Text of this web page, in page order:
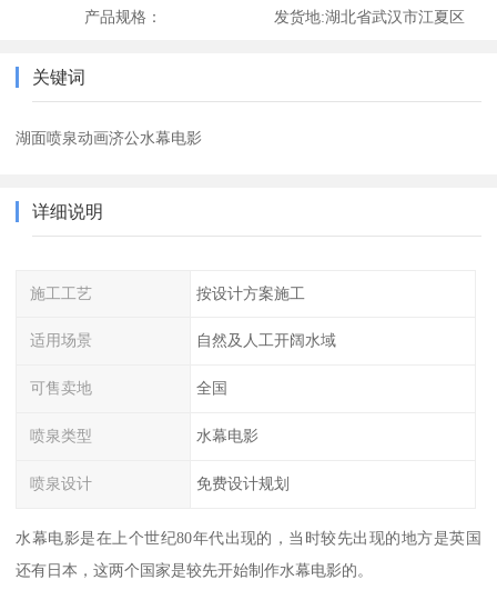
产品规格： 发货地:湖北省武汉市江夏区
关键词
湖面喷泉动画济公水幕电影
详细说明
施工工艺 按设计方案施工
适用场景 自然及人工开阔水域
可售卖地 全国
喷泉类型 水幕电影
喷泉设计 免费设计规划
水幕电影是在上个世纪80年代出现的，当时较先出现的地方是英国
还有日本，这两个国家是较先开始制作水幕电影的。